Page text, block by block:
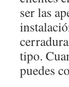
ser las
tipo.
puedes